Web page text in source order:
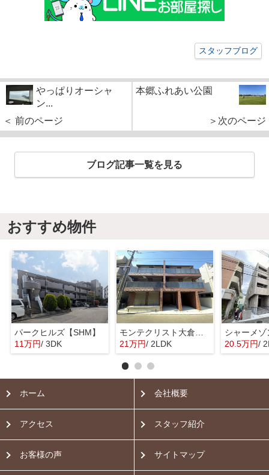
スタッフブログ
やっぱりオーシャ
ン...
＜ 前のページ
本郷ふれあい公園
＞次のページ
ブログ記事一覧を見る
おすすめ物件
パークヒルズ【SHM】
11万円/ 3DK
21万円/ 2LDK 20.5万円/
ホーム 会社概要
アクセス スタッフ紹介
お客様の声 サイトマップ